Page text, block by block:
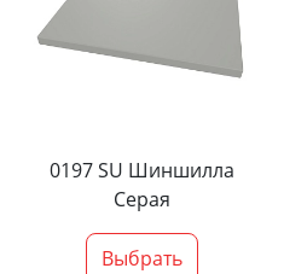
0197 SU Шиншилла
Серая
Выбрать